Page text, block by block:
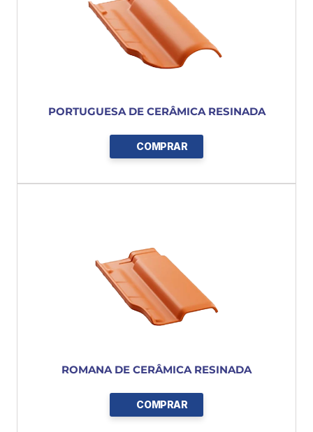
PORTUGUESA DE CERÂMICA RESINADA
COMPRAR
ROMANA DE CERÂMICA RESINADA
COMPRAR